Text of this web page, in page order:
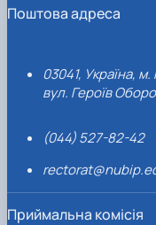
Поштова адреса
03041, Україна, м.
вул. Героїв
(044) 527-82-42
Приймальна комісія